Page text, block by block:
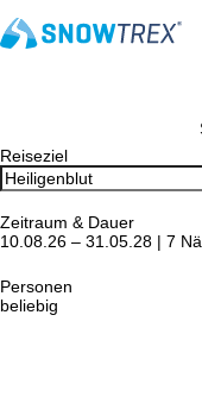
Reiseziel
Zeitraum & Dauer
10.08.26 – 31.05.28 | 7
Personen
beliebig